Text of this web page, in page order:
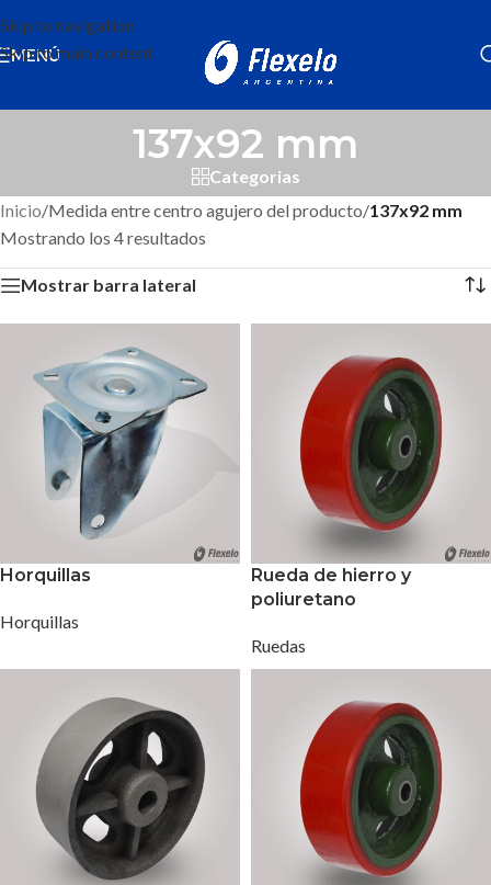
Skip to navigation
Skip to main content
MENÚ
137x92 mm
Categorias
Inicio/Medida entre centro agujero del producto/137x92 mm
Mostrando los 4 resultados
Mostrar barra lateral
Horquillas
Horquillas
Rueda de hierro y
poliuretano
Ruedas